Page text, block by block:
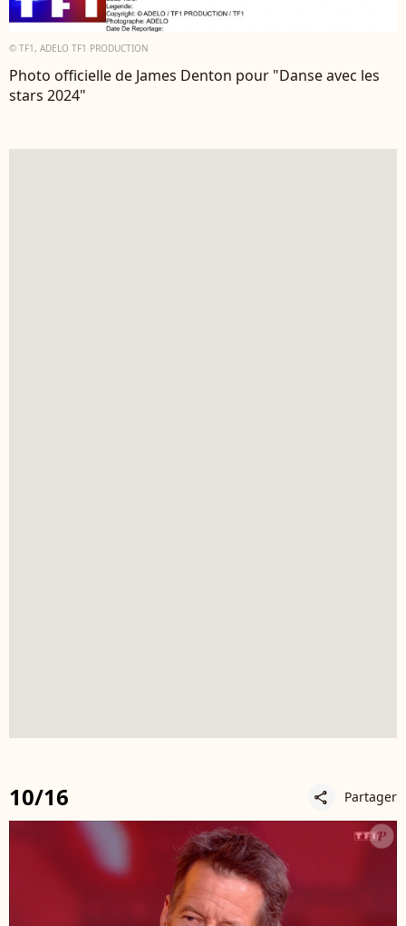
© TF1, ADELO TF1 PRODUCTION
Photo officielle de James Denton pour "Danse avec les
stars 2024"
10/16 share Partager